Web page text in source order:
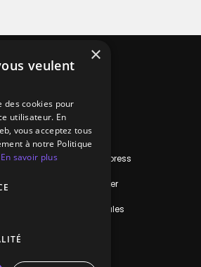
Liens utiles
Recherche Express
Nous contacter
Mentions légales
×
veulent
des cookies pour
utilisateur. En
vous acceptez tous
à notre Politique
En savoir plus